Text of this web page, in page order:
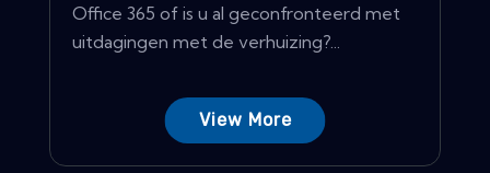
Office 365 of is u al geconfronteerd met
uitdagingen met de verhuizing?...
View More